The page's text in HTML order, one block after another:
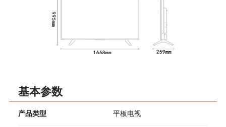
基本参数
产品类型 平板电视